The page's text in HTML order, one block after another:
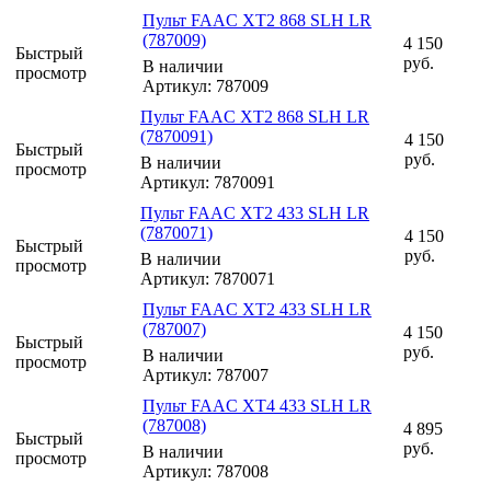
Быстрый
просмотр
Пульт FAAC XT2 868 SLH LR
(787009)
В наличии
Артикул: 787009
4 150
руб.
Быстрый
просмотр
Пульт FAAC XT2 868 SLH LR
(7870091)
В наличии
Артикул: 7870091
4 150
руб.
Быстрый
просмотр
Пульт FAAC XT2 433 SLH LR
(7870071)
В наличии
Артикул: 7870071
4 150
руб.
Быстрый
просмотр
Пульт FAAC XT2 433 SLH LR
(787007)
В наличии
Артикул: 787007
4 150
руб.
Быстрый
просмотр
Пульт FAAC XT4 433 SLH LR
(787008)
В наличии
Артикул: 787008
4 895
руб.